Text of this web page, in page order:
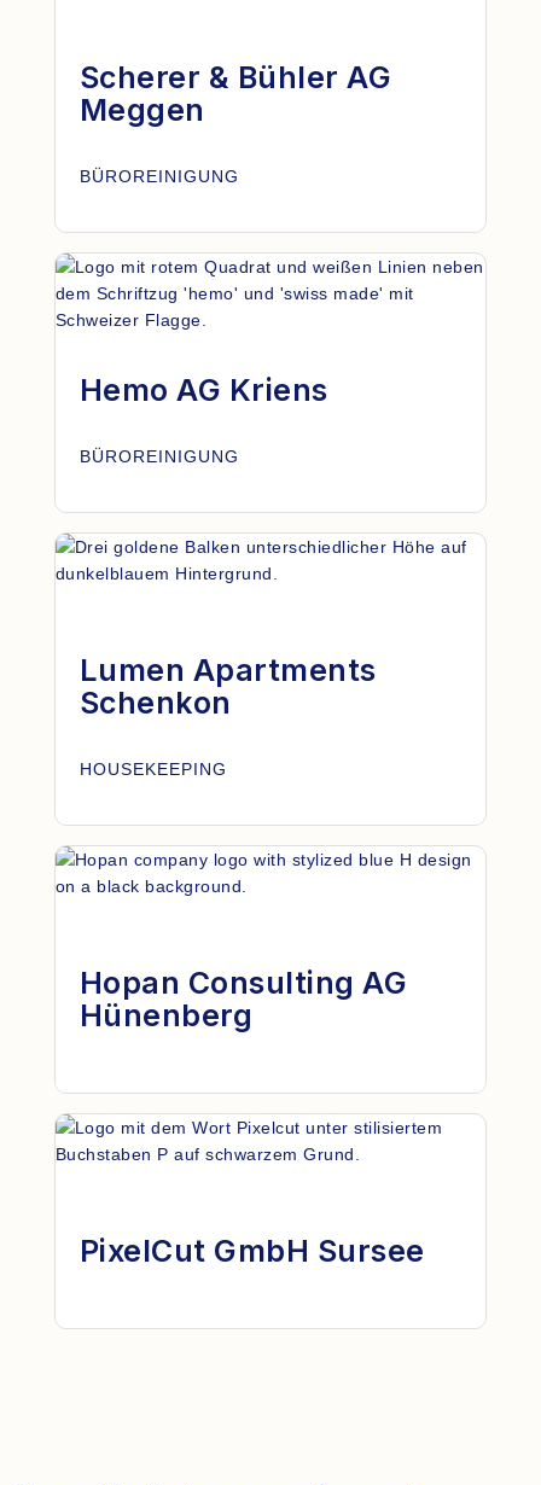
Scherer & Bühler AG
Meggen
BÜROREINIGUNG
Hemo AG Kriens
BÜROREINIGUNG
Lumen Apartments
Schenkon
HOUSEKEEPING
Hopan Consulting AG
Hünenberg
PixelCut GmbH Sursee